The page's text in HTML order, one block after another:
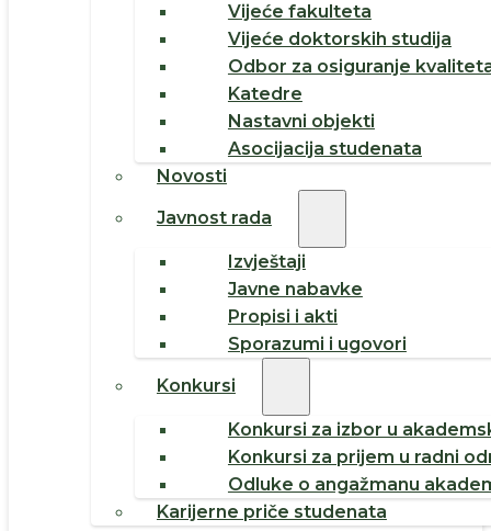
Vijeće fakulteta
Vijeće doktorskih studija
Odbor za osiguranje
Katedre
Nastavni objekti
Asocijacija studenata
Novosti
Javnost rada
Izvještaji
Javne nabavke
Propisi i akti
Sporazumi i ugovori
Konkursi
Konkursi za izbor u
Konkursi za prijem u radni
Odluke o angažmanu
Karijerne priče studenata